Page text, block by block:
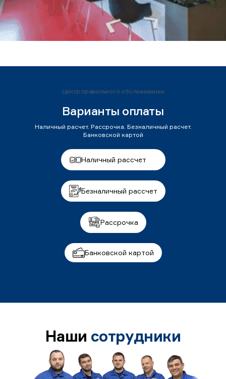
Центр правильного обслуживания
Варианты оплаты
Наличный расчет. Рассрочка. Безналичный расчет.
Банковской картой
Наличный рассчет
Безналичный рассчет
Рассрочка
Банковской картой
Наши сотрудники